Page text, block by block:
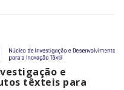
e
têxteis para